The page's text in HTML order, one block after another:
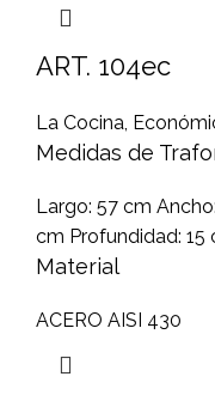
ART. 104ec
La Cocina,
Medidas de
Largo: 57 cm
cm Profundidad: 15
Material
ACERO AISI 430